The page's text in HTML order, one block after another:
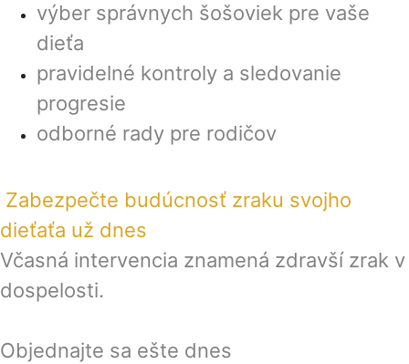
výber správnych šošoviek pre vaše
dieťa
pravidelné kontroly a sledovanie
progresie
odborné rady pre rodičov
Zabezpečte budúcnosť zraku svojho
dieťaťa už dnes
Včasná intervencia znamená zdravší zrak v
dospelosti.
Objednajte sa ešte dnes